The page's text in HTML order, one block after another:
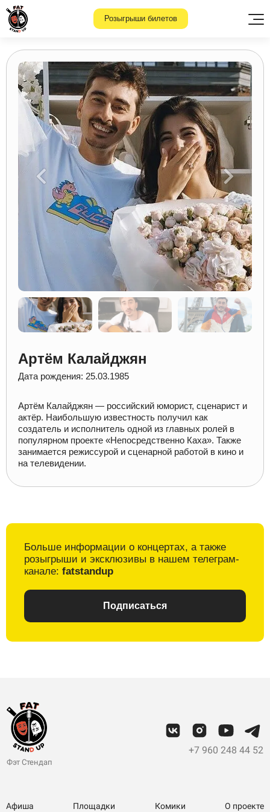
Розыгрыши билетов
Артём Калайджян
Дата рождения: 25.03.1985
Артём Калайджян — российский юморист, сценарист и
актёр. Наибольшую известность получил как
создатель и исполнитель одной из главных ролей в
популярном проекте «Непосредственно Каха». Также
занимается режиссурой и сценарной работой в кино и
на телевидении.
Больше информации о концертах, а также
розыгрыши и эксклюзивы в нашем телеграм-
канале: fatstandup
Подписаться
Фэт Стендап
+7 960 248 44 52
Афиша Площадки Комики О проекте